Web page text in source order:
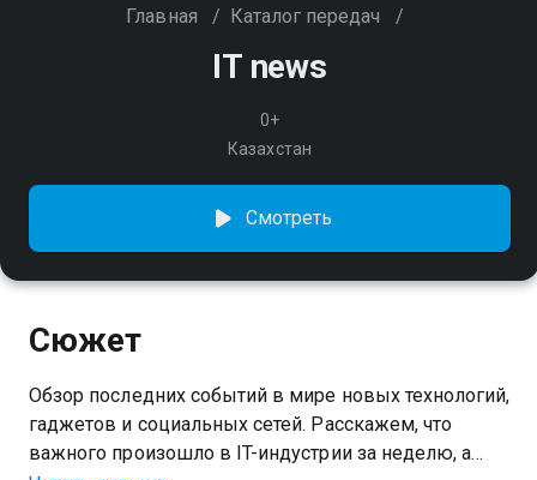
Главная / Каталог передач /
IT news
0+
Казахстан
Смотреть
Сюжет
Обзор последних событий в мире новых технологий,
гаджетов и социальных сетей. Расскажем, что
важного произошло в IT-индустрии за неделю, а